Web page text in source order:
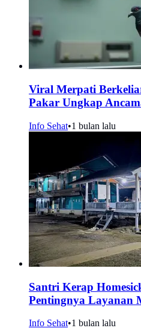
Viral Merpati
Pakar Ungkap
Info Sehat•1 bulan lalu
Santri Kerap
Pentingnya Layanan
Info Sehat•1 bulan lalu